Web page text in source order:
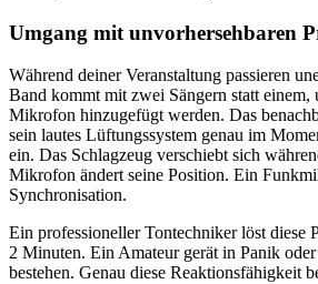
Umgang mit unvorhersehbaren
Während deiner Veranstaltung passieren
Band kommt mit zwei Sängern statt einem,
Mikrofon hinzugefügt werden. Das
sein lautes Lüftungssystem genau im
ein. Das Schlagzeug verschiebt sich
Mikrofon ändert seine Position. Ein
Synchronisation.
Ein professioneller Tontechniker löst diese
2 Minuten. Ein Amateur gerät in Panik oder
bestehen. Genau diese Reaktionsfähigkeit